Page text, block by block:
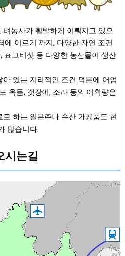
농사가 활발하게 이뤄지고 있으
에 이르기 까지, 다양한 자연 조건
표고버섯 등 다양한 농산물이 생산
있는 지리적인 조건 덕분에 어업
옥돔, 갯장어, 소라 등의 어획량은
하는 일본주나 수산 가공품도 현
많습니다.
시는길